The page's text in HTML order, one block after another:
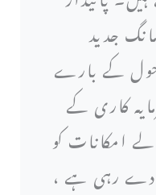
جدید
کے بارے
کاری کے
امکانات کو
رہی ہے ،